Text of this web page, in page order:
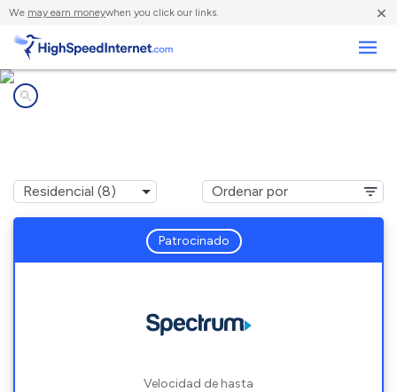
We may earn moneywhen you click our links. ×
Patrocinado
Velocidad de hasta